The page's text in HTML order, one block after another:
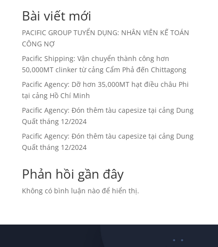
Bài viết mới
PACIFIC GROUP TUYỂN DỤNG: NHÂN VIÊN KẾ TOÁN
CÔNG NỢ
Pacific Shipping: Vận chuyển thành công hơn
50,000MT clinker từ cảng Cẩm Phả đến Chittagong
Pacific Agency: Dỡ hơn 35,000MT hạt điều châu Phi
tại cảng Hồ Chí Minh
Pacific Agency: Đón thêm tàu capesize tại cảng Dung
Quất tháng 12/2024
Pacific Agency: Đón thêm tàu capesize tại cảng Dung
Quất tháng 12/2024
Phản hồi gần đây
Không có bình luận nào để hiển thị.